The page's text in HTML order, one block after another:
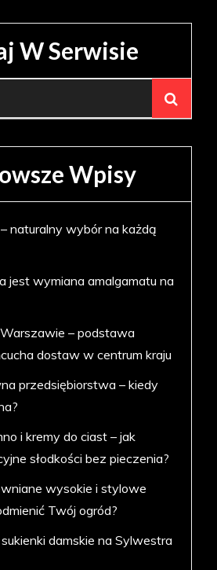
W Serwisie
Wpisy
naturalny wybór na każdą
jest wymiana amalgamatu na
– podstawa
dostaw w centrum kraju
przedsiębiorstwa – kiedy
i kremy do ciast – jak
słodkości bez pieczenia?
wysokie i stylowe
Twój ogród?
damskie na Sylwestra